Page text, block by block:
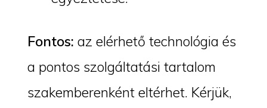
Fontos: az elérhető technológia és
a pontos szolgáltatási tartalom
szakemberenként eltérhet. Kérjük,